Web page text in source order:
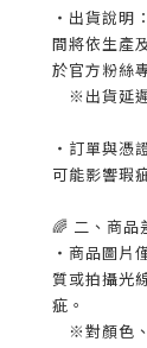
・出貨說明
間將依生產
於官方粉絲
※出貨延遲
・訂單與憑
可能影響瑕
🌈 二、商品
・商品圖片
質或拍攝光
疵。
※對顏色、